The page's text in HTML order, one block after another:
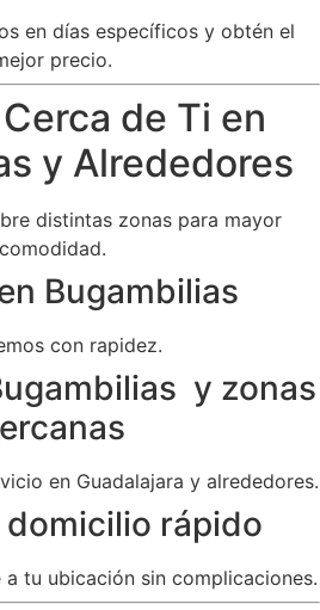
en días específicos y obtén el
precio.
de Ti en
y Alrededores
distintas zonas para mayor
comodidad.
Bugambilias
con rapidez.
y zonas
en Guadalajara y alrededores.
domicilio rápido
tu ubicación sin complicaciones.